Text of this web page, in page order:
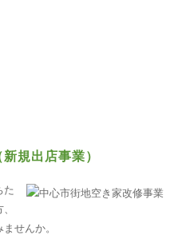
規出店事業）
た
せんか。